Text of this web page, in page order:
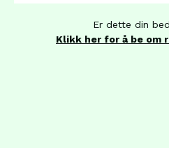
Er dette din
Klikk her for å be om